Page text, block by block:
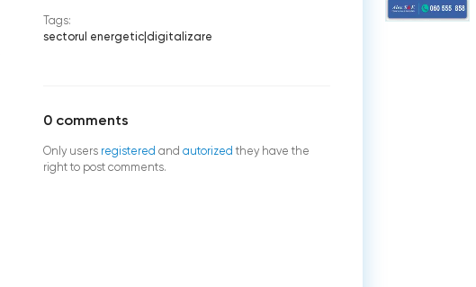
Tags:
sectorul energetic| digitalizare
0 comments
Only users registered and autorized they have the
right to post comments.